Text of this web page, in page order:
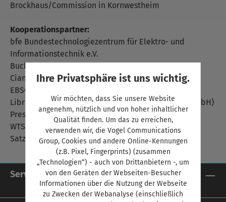
Brockhaus/Commission in Kornwestheim
Kooperationspartner:
bfe Bundestechnologiezentrum für Elektro- und
Informationstechnik e.V.
Buchhandel.de
Ciando
EBSCO Information Services GmbH
Libreka GmbH (ein Unternehmen der Zeilenwert GmbH)
Preselect.media GmbH
WTS Wagner
Satzweiss
Service-Hotline
Ihre Privatsphäre ist uns wichtig.
Wir möchten, dass Sie unsere Website
angenehm, nützlich und von hoher inhaltlicher
Qualität finden. Um das zu erreichen,
verwenden wir, die Vogel Communications
Group, Cookies und andere Online-Kennungen
(z.B. Pixel, Fingerprints) (zusammen
„Technologien“) - auch von Drittanbietern -, um
von den Geräten der Webseiten-Besucher
Informationen über die Nutzung der Webseite
zu Zwecken der Webanalyse (einschließlich